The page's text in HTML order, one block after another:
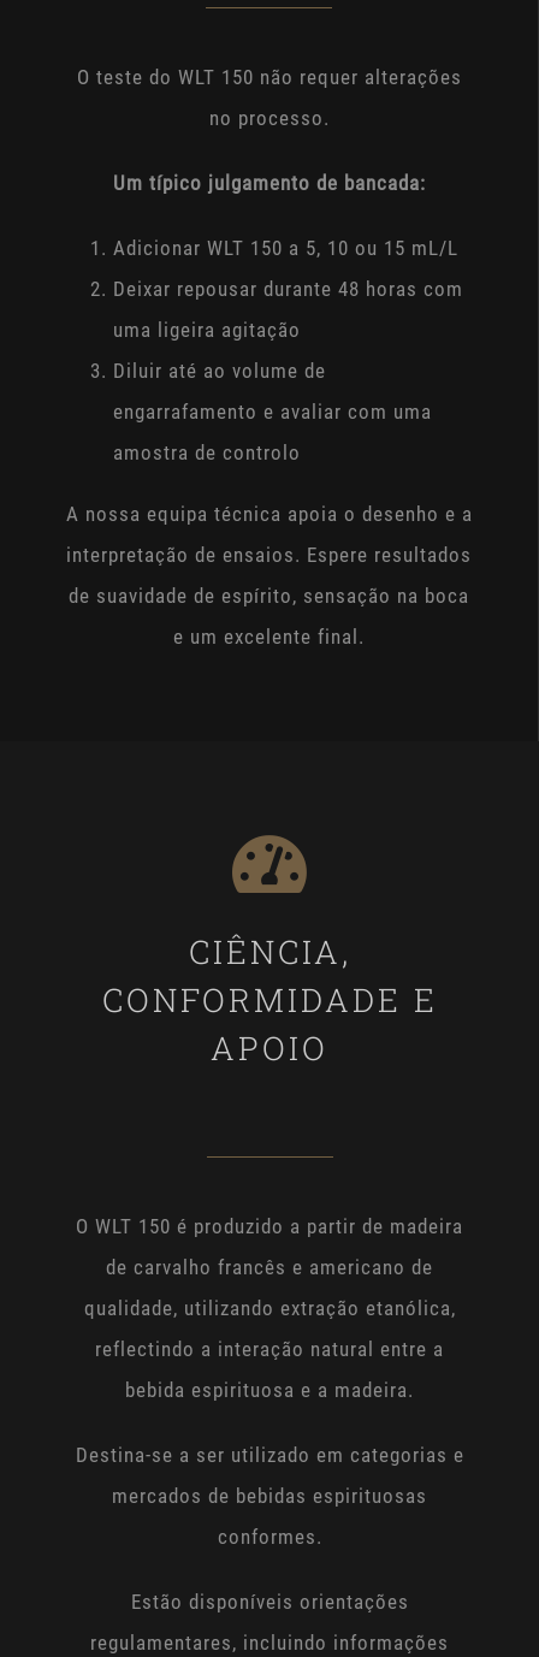
O teste do WLT 150 não requer alterações
no processo.
Um típico julgamento de bancada:
Adicionar WLT 150 a 5, 10 ou 15 mL/L
Deixar repousar durante 48 horas com
uma ligeira agitação
Diluir até ao volume de
engarrafamento e avaliar com uma
amostra de controlo
A nossa equipa técnica apoia o desenho e a
interpretação de ensaios. Espere resultados
de suavidade de espírito, sensação na boca
e um excelente final.
CIÊNCIA,
CONFORMIDADE E
APOIO
O WLT 150 é produzido a partir de madeira
de carvalho francês e americano de
qualidade, utilizando extração etanólica,
reflectindo a interação natural entre a
bebida espirituosa e a madeira.
Destina-se a ser utilizado em categorias e
mercados de bebidas espirituosas
conformes.
Estão disponíveis orientações
regulamentares, incluindo informações